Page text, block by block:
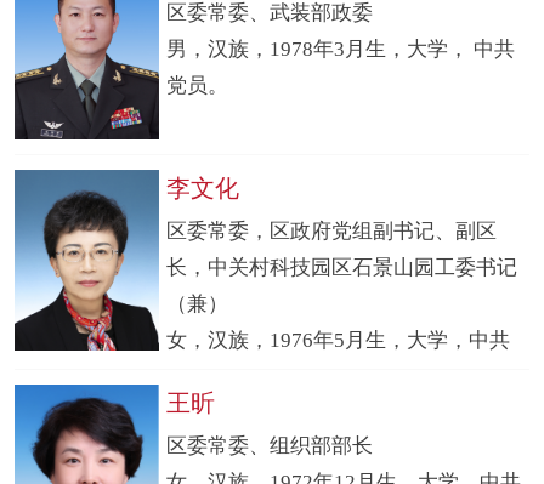
区委常委、武装部政委
男，汉族，1978年3月生，大学， 中共
党员。
李文化
区委常委，区政府党组副书记、副区
长，中关村科技园区石景山园工委书记
（兼）
女，汉族，1976年5月生，大学，中共
王昕
区委常委、组织部部长